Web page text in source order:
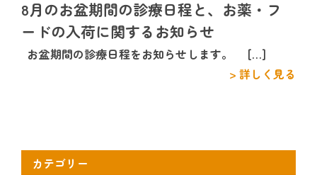
8月のお盆期間の診療日程と、お薬・フ
ードの入荷に関するお知らせ
お盆期間の診療日程をお知らせします。 […]
> 詳しく見る
カテゴリー